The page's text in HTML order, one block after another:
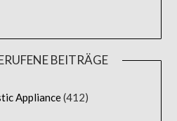
BEITRÄGE
Appliance(412)